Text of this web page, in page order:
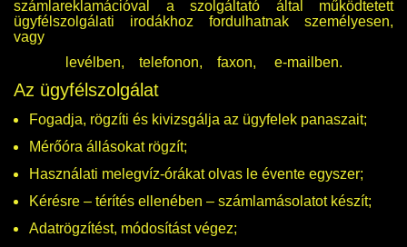
számlareklamációval a szolgáltató által működtetett
ügyfélszolgálati irodákhoz fordulhatnak személyesen,
vagy
levélben, telefonon, faxon, e-mailben.
Az ügyfélszolgálat
Fogadja, rögzíti és kivizsgálja az ügyfelek panaszait;
Mérőóra állásokat rögzít;
Használati melegvíz-órákat olvas le évente egyszer;
Kérésre – térítés ellenében – számlamásolatot készít;
Adatrögzítést, módosítást végez;